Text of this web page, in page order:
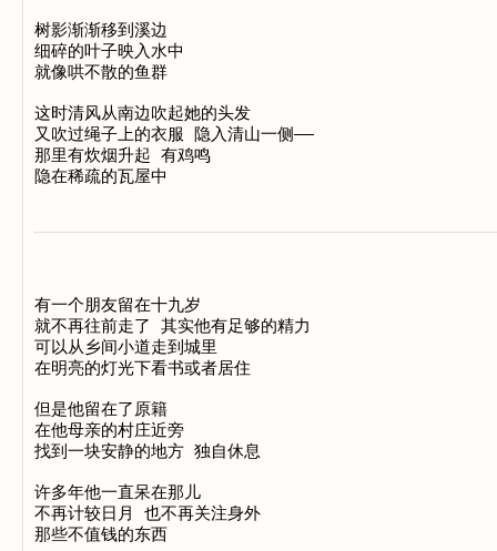
树影渐渐移到溪边
细碎的叶子映入水中
就像哄不散的鱼群
这时清风从南边吹起她的头发
又吹过绳子上的衣服 隐入清山一侧——
那里有炊烟升起 有鸡鸣
有一个朋友留在十九岁
就不再往前走了 其实他有足够的精力
可以从乡间小道走到城里
在明亮的灯光下看书或者居住
但是他留在了原籍
在他母亲的村庄近旁
找到一块安静的地方 独自休息
许多年他一直呆在那儿
不再计较日月 也不再关注身外
那些不值钱的东西